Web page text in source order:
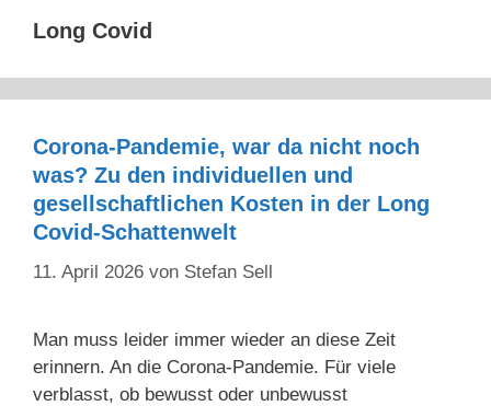
Long Covid
Corona-Pandemie, war da nicht noch
was? Zu den individuellen und
gesellschaftlichen Kosten in der Long
Covid-Schattenwelt
11. April 2026 von Stefan Sell
Man muss leider immer wieder an diese Zeit
erinnern. An die Corona-Pandemie. Für viele
verblasst, ob bewusst oder unbewusst